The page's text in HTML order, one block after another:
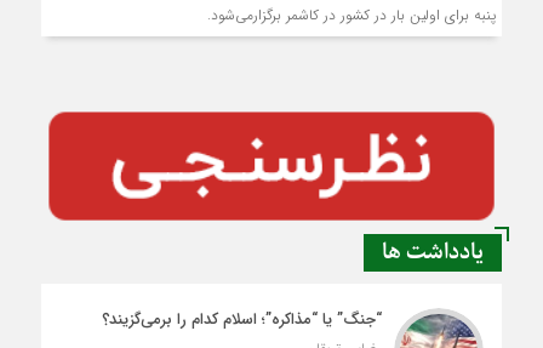
پنبه برای اولین بار در کشور در کاشمر برگزارمی‌شود.
یادداشت ها
“جنگ” یا “مذاکره”؛ اسلام کدام را برمی‌گزیند؟